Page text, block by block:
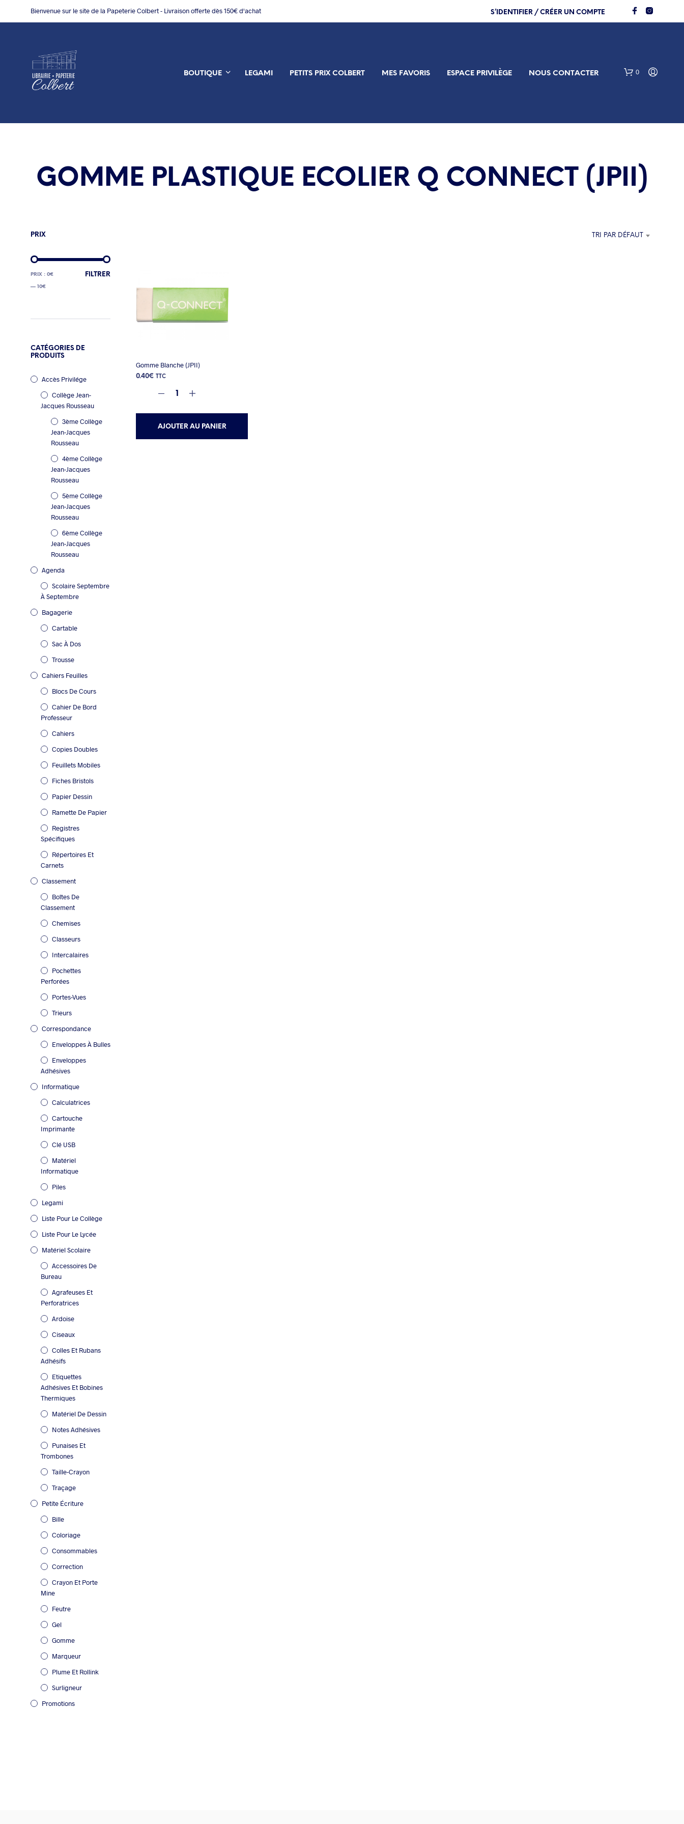
Bienvenue sur le site de la Papeterie Colbert - Livraison offerte dès 150€ d'achat S’IDENTIFIER / CRÉER UN COMPTE
BOUTIQUE LEGAMI PETITS PRIX COLBERT MES FAVORIS ESPACE PRIVILÈGE NOUS CONTACTER 0
GOMME PLASTIQUE ECOLIER Q CONNECT (JPII)
PRIX
PRIX
MIN
PRIX
MAX
FILTRER
PRIX : 0€
— 10€
CATÉGORIES DE
PRODUITS
Accès Privilége
Collège Jean-
Jacques Rousseau
3ème Collège
Jean-Jacques
Rousseau
4ème Collège
Jean-Jacques
Rousseau
5ème Collège
Jean-Jacques
Rousseau
6ème Collège
Jean-Jacques
Rousseau
Agenda
Scolaire Septembre
À Septembre
Bagagerie
Cartable
Sac À Dos
Trousse
Cahiers Feuilles
Blocs De Cours
Cahier De Bord
Professeur
Cahiers
Copies Doubles
Feuillets Mobiles
Fiches Bristols
Papier Dessin
Ramette De Papier
Registres
Spécifiques
Répertoires Et
Carnets
Classement
Boîtes De
Classement
Chemises
Classeurs
Intercalaires
Pochettes
Perforées
Portes-Vues
Trieurs
Correspondance
Enveloppes À Bulles
Enveloppes
Adhésives
Informatique
Calculatrices
Cartouche
Imprimante
Clé USB
Matériel
Informatique
Piles
Legami
Liste Pour Le Collège
Liste Pour Le Lycée
Matériel Scolaire
Accessoires De
Bureau
Agrafeuses Et
Perforatrices
Ardoise
Ciseaux
Colles Et Rubans
Adhésifs
Etiquettes
Adhésives Et Bobines
Thermiques
Matériel De Dessin
Notes Adhésives
Punaises Et
Trombones
Taille-Crayon
Traçage
Petite Écriture
Bille
Coloriage
Consommables
Correction
Crayon Et Porte
Mine
Feutre
Gel
Gomme
Marqueur
Plume Et Rollink
Surligneur
Promotions
TRI PAR DÉFAUT
Gomme Blanche (JPII)
0.40€ TTC
AJOUTER AU PANIER